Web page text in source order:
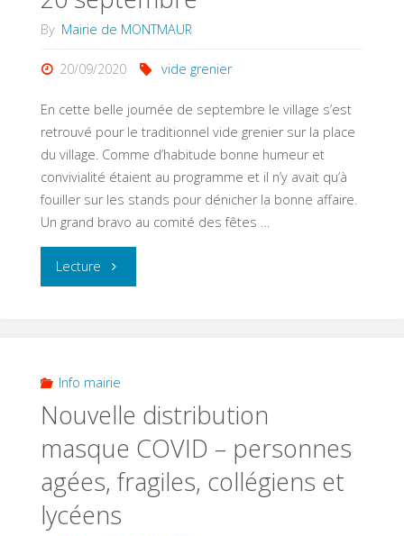
septembre
By Mairie de MONTMAUR
20/09/2020 vide grenier
En cette belle journée de septembre le village s’est
retrouvé pour le traditionnel vide grenier sur la place
du village. Comme d’habitude bonne humeur et
convivialité étaient au programme et il n’y avait qu’à
fouiller sur les stands pour dénicher la bonne affaire.
Un grand bravo au comité des fêtes …
Lecture "Vide
ce
dimanche
20
septembre"
Info mairie
Nouvelle distribution
masque COVID – personnes
agées, fragiles, collégiens et
lycéens